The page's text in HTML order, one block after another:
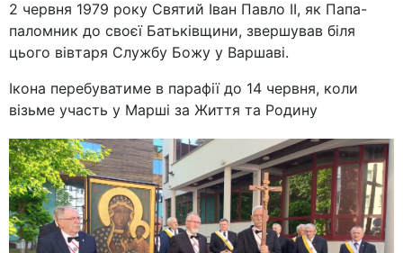
2 червня 1979 року Святий Іван Павло ІІ, як Папа-
паломник до своєї Батьківщини, звершував біля
цього вівтаря Службу Божу у Варшаві.
Ікона перебуватиме в парафії до 14 червня, коли
візьме участь у Марші за Життя та Родину